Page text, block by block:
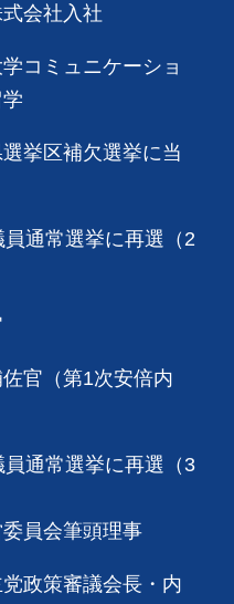
会社入社
コミュニケーショ
挙区補欠選挙に当
通常選挙に再選（2
官（第1次安倍内
通常選挙に再選（3
員会筆頭理事
政策審議会長・内